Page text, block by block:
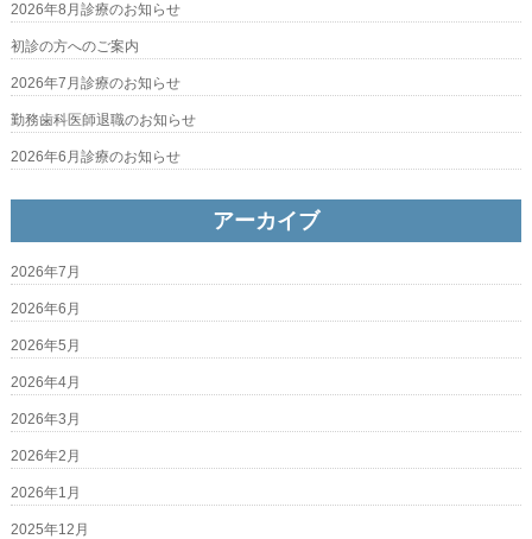
2026年8月診療のお知らせ
初診の方へのご案内
2026年7月診療のお知らせ
勤務歯科医師退職のお知らせ
2026年6月診療のお知らせ
アーカイブ
2026年7月
2026年6月
2026年5月
2026年4月
2026年3月
2026年2月
2026年1月
2025年12月